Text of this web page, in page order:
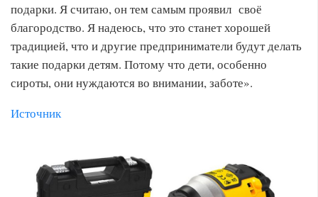
подарки. Я считаю, он тем самым проявил своё
благородство. Я надеюсь, что это станет хорошей
традицией, что и другие предприниматели будут делать
такие подарки детям. Потому что дети, особенно
сироты, они нуждаются во внимании, заботе».
Источник